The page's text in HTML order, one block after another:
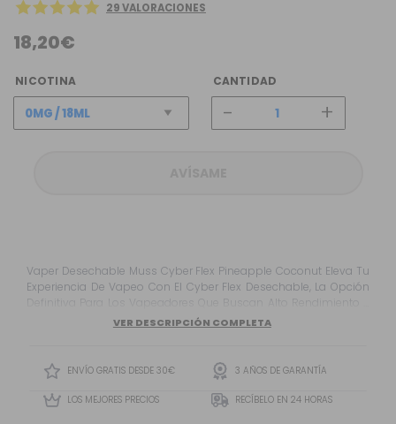
29 VALORACIONES
18,20€
NICOTINA CANTIDAD
- +
Vaper Desechable Muss Cyber Flex Pineapple Coconut Eleva Tu
Experiencia De Vapeo Con El Cyber Flex Desechable, La Opción
Definitiva Para Los Vapeadores Que Buscan Alto Rendimiento Y
Opciones Personalizables. Este Dispositivo Combina Un Diseño
Valora La Durab...
VER DESCRIPCIÓN COMPLETA
ENVÍO GRATIS DESDE 30€ 3 AÑOS DE GARANTÍA
LOS MEJORES PRECIOS RECÍBELO EN 24 HORAS